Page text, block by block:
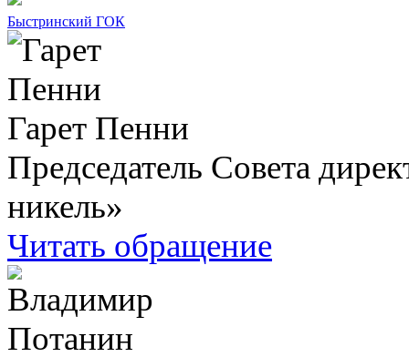
Быстринский ГОК
Гарет Пенни
Председатель Совета
никель»
Читать обращение